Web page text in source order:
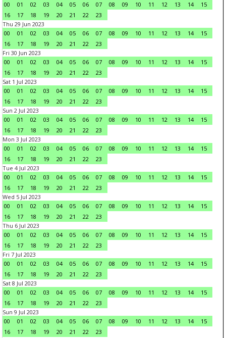
00
01 02 03 04 05 06 07 08 09 10 11 12 13 14
15
16
17 18 19 20 21 22
23
Thu 29 Jun 2023
00
01 02 03 04 05 06 07 08 09 10 11 12 13 14
15
16
17 18 19 20 21 22
23
Fri 30 Jun 2023
00
01 02 03 04 05 06 07 08 09 10 11 12 13 14
15
16
17 18 19 20 21 22
23
Sat 1 Jul 2023
00
01 02 03 04 05 06 07 08 09 10 11 12 13 14
15
16
17 18 19 20 21 22
23
Sun 2 Jul 2023
00
01 02 03 04 05 06 07 08 09 10 11 12 13 14
15
16
17 18 19 20 21 22
23
Mon 3 Jul 2023
00
01 02 03 04 05 06 07 08 09 10 11 12 13 14
15
16
17 18 19 20 21 22
23
Tue 4 Jul 2023
00
01 02 03 04 05 06 07 08 09 10 11 12 13 14
15
16
17 18 19 20 21 22
23
Wed 5 Jul 2023
00
01 02 03 04 05 06 07 08 09 10 11 12 13 14
15
16
17 18 19 20 21 22
23
Thu 6 Jul 2023
00
01 02 03 04 05 06 07 08 09 10 11 12 13 14
15
16
17 18 19 20 21 22
23
Fri 7 Jul 2023
00
01 02 03 04 05 06 07 08 09 10 11 12 13 14
15
16
17 18 19 20 21 22
23
Sat 8 Jul 2023
00
01 02 03 04 05 06 07 08 09 10 11 12 13 14
15
16
17 18 19 20 21 22
23
Sun 9 Jul 2023
00
01 02 03 04 05 06 07 08 09 10 11 12 13 14
15
16
17 18 19 20 21 22
23